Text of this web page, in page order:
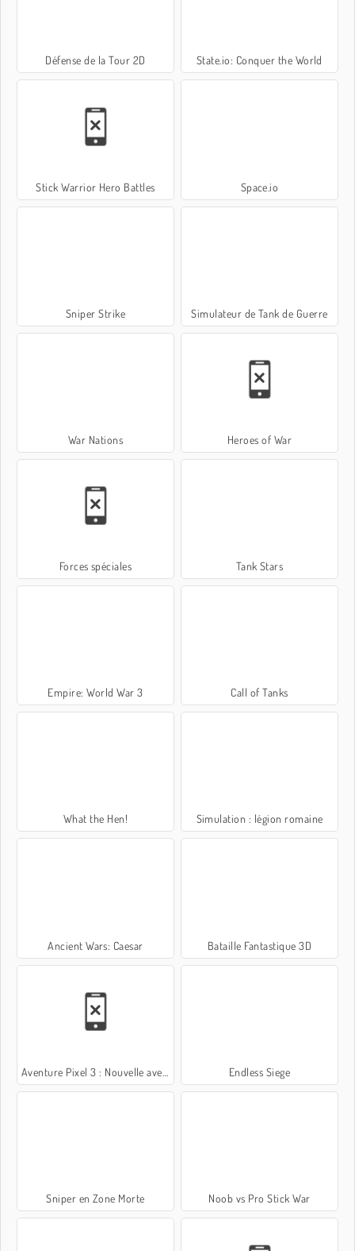
Défense de la Tour 2D State.io: Conquer the World
Stick Warrior Hero Battles Space.io
Sniper Strike Simulateur de Tank de Guerre
War Nations Heroes of War
Forces spéciales Tank Stars
Empire: World War 3 Call of Tanks
What the Hen! Simulation : légion romaine
Ancient Wars: Caesar Bataille Fantastique 3D
Aventure Pixel 3 : Nouvelle aventure Endless Siege
Sniper en Zone Morte Noob vs Pro Stick War